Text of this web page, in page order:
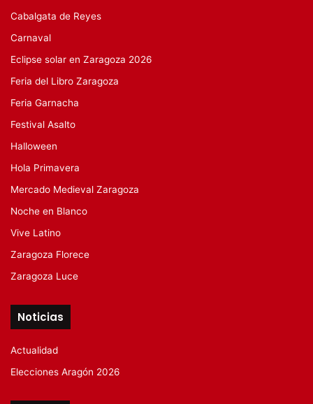
Cabalgata de Reyes
Carnaval
Eclipse solar en Zaragoza 2026
Feria del Libro Zaragoza
Feria Garnacha
Festival Asalto
Halloween
Hola Primavera
Mercado Medieval Zaragoza
Noche en Blanco
Vive Latino
Zaragoza Florece
Zaragoza Luce
Noticias
Actualidad
Elecciones Aragón 2026